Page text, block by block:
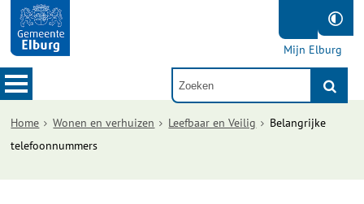
Mijn Elburg
Home Wonen en verhuizen Leefbaar en Veilig
Belangrijke
telefoonnummers